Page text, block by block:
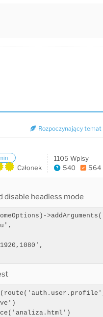
Rozpoczynający temat
Członek
1105 Wpisy
540
564
disable headless mode